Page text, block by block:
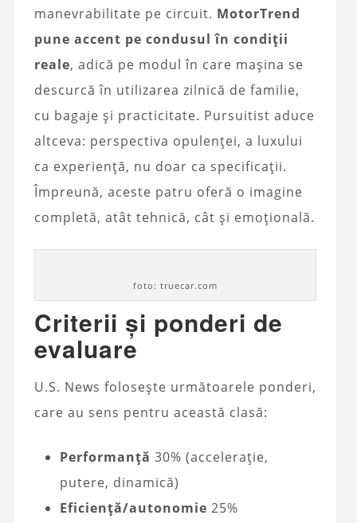
manevrabilitate pe circuit. MotorTrend
pune accent pe condusul în condiții
reale, adică pe modul în care mașina se
descurcă în utilizarea zilnică de familie,
cu bagaje și practicitate. Pursuitist aduce
altceva: perspectiva opulenței, a luxului
ca experiență, nu doar ca specificații.
Împreună, aceste patru oferă o imagine
completă, atât tehnică, cât și emoțională.
foto: truecar.com
Criterii și ponderi de
evaluare
U.S. News folosește următoarele ponderi,
care au sens pentru această clasă:
Performanță 30% (accelerație,
putere, dinamică)
Eficiență/autonomie 25%